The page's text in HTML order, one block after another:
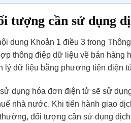
tượng cần sử dụng
dung Khoản 1 điều 3 trong
thông điệp dữ liệu về bán
lý dữ liệu bằng phương tiện điện
dụng hóa đơn điện tử sẽ sử
nhà nước. Khi tiến hành giao
đối tượng cần sử dụng